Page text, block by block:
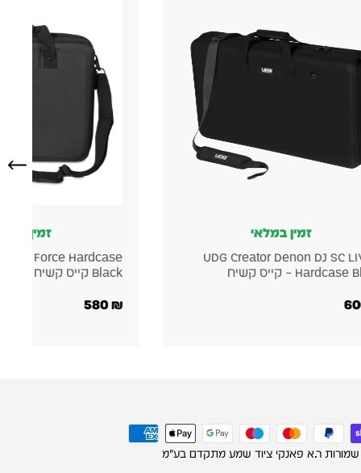
UDG Creator Akai Force Hardcase
Black קייס קשיח
שמורות ר.א פאנקי ציוד שמע מתקדם בע"מ